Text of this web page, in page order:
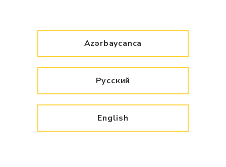
Azərbaycanca
Русский
English